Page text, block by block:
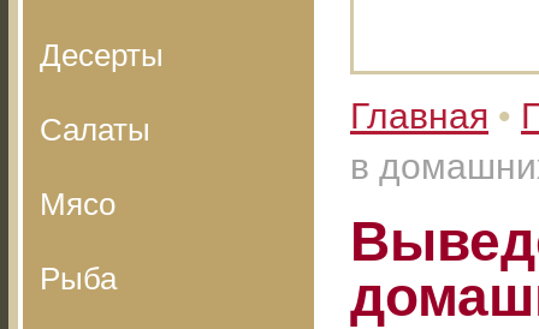
Десерты
Салаты
Мясо
Рыба
Главная •
в